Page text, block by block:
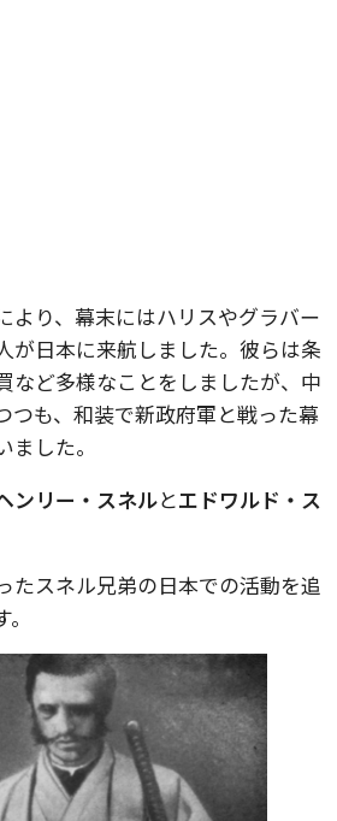
より、幕末にはハリスやグラバー
が日本に来航しました。彼らは条
など多様なことをしましたが、中
つも、和装で新政府軍と戦った幕
した。
ンリー・スネルとエドワルド・ス
たスネル兄弟の日本での活動を追